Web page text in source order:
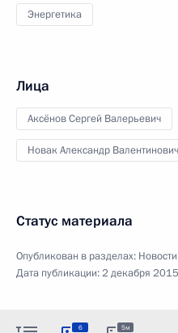
Энергетика
Лица
Аксёнов Сергей Валерьевич
Новак Александр Валентинович
Статус материала
Опубликован в разделах: Новости
Дата публикации:2 декабря
6 5м